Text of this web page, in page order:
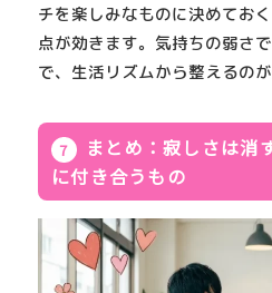
チを楽しみなものに決めてお
点が効きます。気持ちの弱さ
で、生活リズムから整えるのが
まとめ：寂しさは消
に付き合うもの